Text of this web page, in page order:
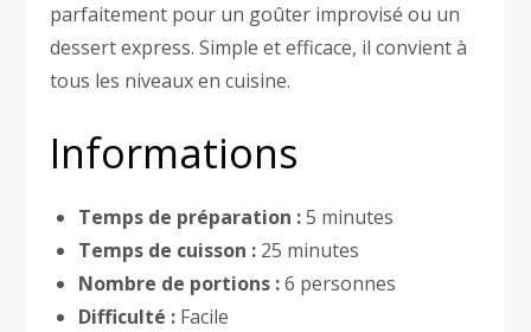
parfaitement pour un goûter improvisé ou un
dessert express. Simple et efficace, il convient à
tous les niveaux en cuisine.
Informations
Temps de préparation :5 minutes
Temps de cuisson : 25 minutes
Nombre de portions :6 personnes
Difficulté : Facile